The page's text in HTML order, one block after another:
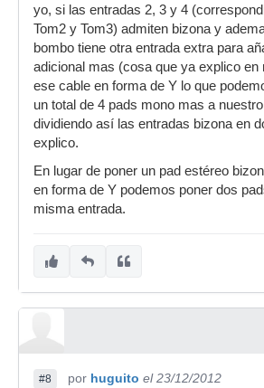
yo, si las entradas 2, 3 y 4
Tom2 y Tom3) admiten bizona y
bombo tiene otra entrada extra para
adicional mas (cosa que ya explico en
ese cable en forma de Y lo que
un total de 4 pads mono mas a
dividiendo así las entradas bizona en
explico.
En lugar de poner un pad estéreo
en forma de Y podemos poner dos
misma entrada.
#8 por huguito el 23/12/2012